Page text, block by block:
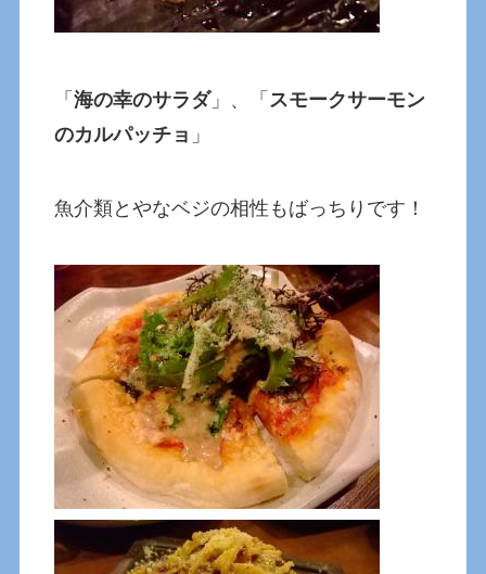
「海の幸のサラダ」、「 スモークサーモン
のカルパッチョ 」
魚介類とやなベジの相性もばっちりです！